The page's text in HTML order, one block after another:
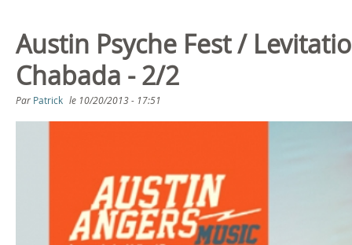
Austin Psyche Fest /
Chabada - 2/2
Par Patrick le 10/20/2013 - 17:51